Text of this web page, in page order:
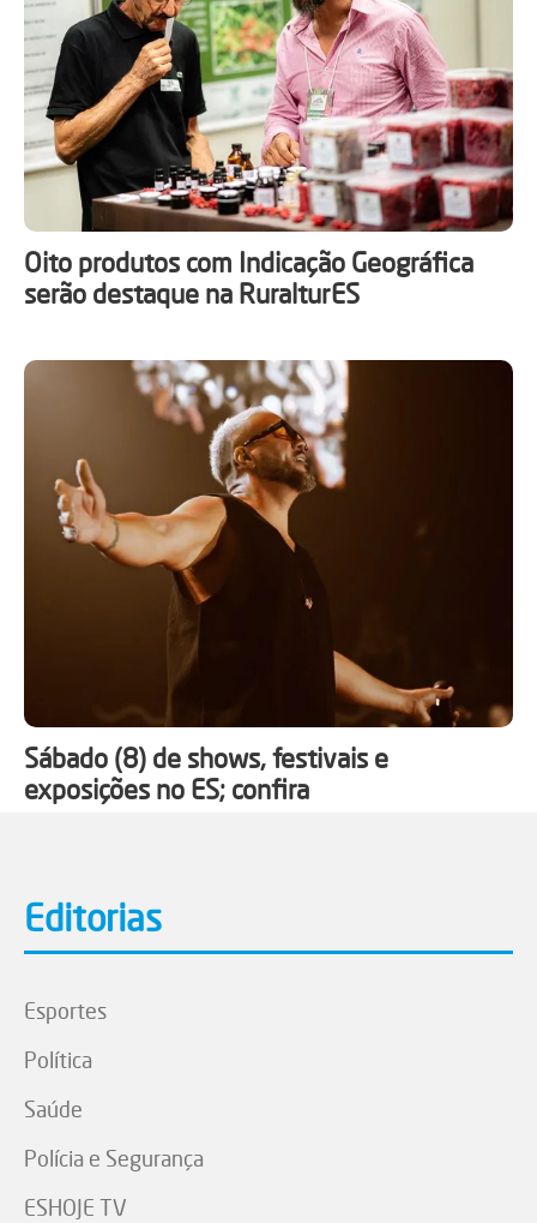
Oito produtos com Indicação Geográfica
serão destaque na RuralturES
Sábado (8) de shows, festivais e
exposições no ES; confira
Editorias
Esportes
Política
Saúde
Polícia e Segurança
ESHOJE TV